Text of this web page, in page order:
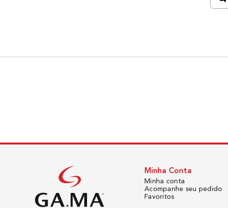
Minha Conta
Minha conta
Acompanhe seu pedido
Favoritos